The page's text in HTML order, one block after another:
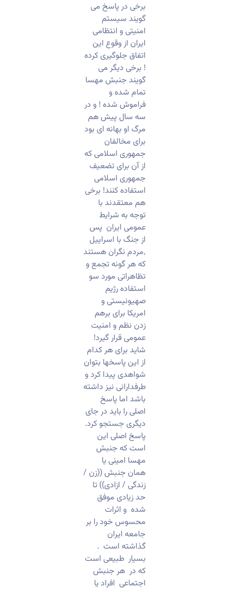
برخی در پاسخ می
گویند سیستم
امنیتی و انتظامی
ایران از وقوع این
اتفاق جلوگیری کرده
! برخی دیگر می
گویند جنبش مهسا
تمام شده و
فراموش شده ! و در
سه سال پیش هم
مرگ او بهانه ای بود
برای مخالفان
جمهوری اسلامی که
از آن برای تضعیف
جمهوری اسلامی
استفاده کنند! برخی
هم معتقدند با
توجه به شرایط
عمومی ایران پس
از جنگ با اسراییل
٬مردم نگران هستند
که هر گونه تجمع و
تظاهراتی مورد سو
استفاده رژیم
صهیونیستی و
امریکا برای برهم
زدن نظم و امنیت
عمومی قرار گیرد!
شاید برای هر کدام
از این پاسخها بتوان
شواهدی پیدا کرد و
طرفدارانی نیز داشته
باشد اما پاسخ
اصلی را باید در جای
دیگری جستجو کرد.
پاسخ اصلی این
است که جنبش
مهسا امینی یا
همان جنبش ((زن /
زندگی / ازادی)) تا
حد زیادی موفق
شده و اثرات
محسوس خود را بر
جامعه ایران
گذاشته است .
بسیار طبیعی است
که در هر جنبش
اجتماعی افراد یا